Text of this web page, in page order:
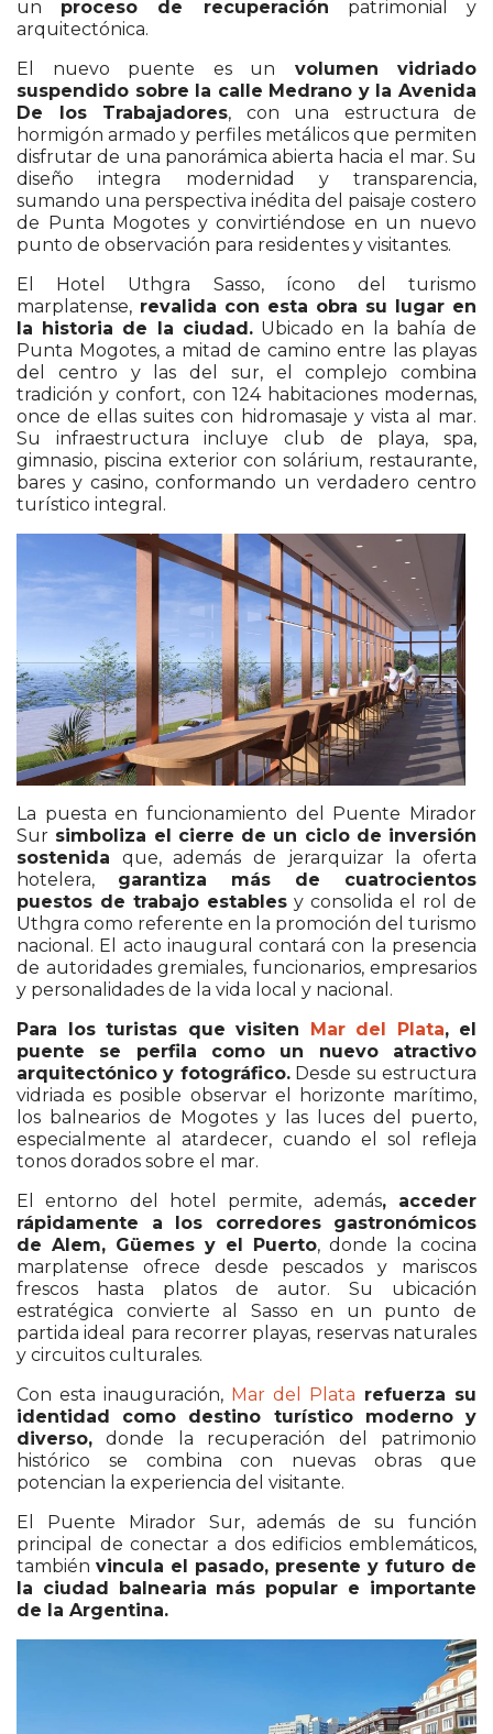
un proceso de recuperación patrimonial y
arquitectónica.
El nuevo puente es un volumen vidriado
suspendido sobre la calle Medrano y la Avenida
De los Trabajadores, con una estructura de
hormigón armado y perfiles metálicos que permiten
disfrutar de una panorámica abierta hacia el mar. Su
diseño integra modernidad y transparencia,
sumando una perspectiva inédita del paisaje costero
de Punta Mogotes y convirtiéndose en un nuevo
punto de observación para residentes y visitantes.
El Hotel Uthgra Sasso, ícono del turismo
marplatense, revalida con esta obra su lugar en
la historia de la ciudad.Ubicado en la bahía de
Punta Mogotes, a mitad de camino entre las playas
del centro y las del sur, el complejo combina
tradición y confort, con 124 habitaciones modernas,
once de ellas suites con hidromasaje y vista al mar.
Su infraestructura incluye club de playa, spa,
gimnasio, piscina exterior con solárium, restaurante,
bares y casino, conformando un verdadero centro
turístico integral.
La puesta en funcionamiento del Puente Mirador
Sur simboliza el cierre de un ciclo de inversión
sostenida que, además de jerarquizar la oferta
hotelera, garantiza más de cuatrocientos
puestos de trabajo estables y consolida el rol de
Uthgra como referente en la promoción del turismo
nacional. El acto inaugural contará con la presencia
de autoridades gremiales, funcionarios, empresarios
y personalidades de la vida local y nacional.
Para los turistas que visiten
Mar del Plata, el
puente se perfila como un nuevo atractivo
arquitectónico y fotográfico.Desde su estructura
vidriada es posible observar el horizonte marítimo,
los balnearios de Mogotes y las luces del puerto,
especialmente al atardecer, cuando el sol refleja
tonos dorados sobre el mar.
El entorno del hotel permite, además, acceder
rápidamente a los corredores gastronómicos
de Alem, Güemes y el Puerto, donde la cocina
marplatense ofrece desde pescados y mariscos
frescos hasta platos de autor. Su ubicación
estratégica convierte al Sasso en un punto de
partida ideal para recorrer playas, reservas naturales
y circuitos culturales.
Con esta inauguración, Mar del Plata refuerza su
identidad como destino turístico moderno y
diverso, donde la recuperación del patrimonio
histórico se combina con nuevas obras que
potencian la experiencia del visitante.
El Puente Mirador Sur, además de su función
principal de conectar a dos edificios emblemáticos,
también vincula el pasado, presente y futuro de
la ciudad balnearia más popular e importante
de la Argentina.